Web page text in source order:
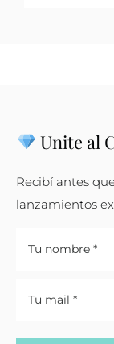
Unite al
Recibí antes
lanzamientos